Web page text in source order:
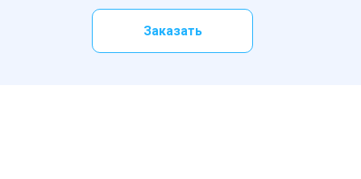
Заказать
Общее описание